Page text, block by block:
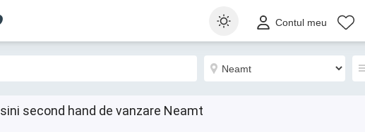
Contul meu
second hand de vanzare Neamt
Sortează